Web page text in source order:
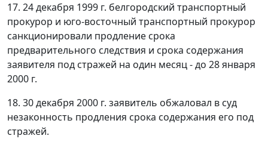
17. 24 декабря 1999 г. белгородский транспортный
прокурор и юго-восточный транспортный прокурор
санкционировали продление срока
предварительного следствия и срока содержания
заявителя под стражей на один месяц - до 28 января
2000 г.
18. 30 декабря 2000 г. заявитель обжаловал в суд
незаконность продления срока содержания его под
стражей.